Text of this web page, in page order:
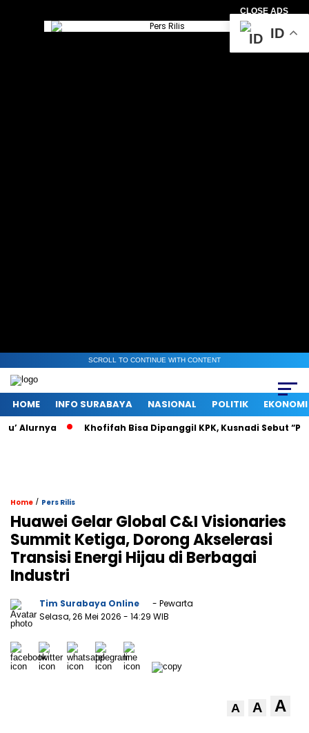
CLOSE ADS
SCROLL TO CONTINUE WITH CONTENT
HOME INFO SURABAYA NASIONAL POLITIK EKONOMI
Khofifah Bisa Dipanggil KPK, Kusnadi Sebut “Pasti
Home / Pers Rilis
Huawei Gelar Global C&I Visionaries
Summit Ketiga, Dorong Akselerasi
Transisi Energi Hijau di Berbagai
Industri
Tim Surabaya Online
- Pewarta
Selasa, 26 Mei 2026 - 14:29 WIB
A A A
ID